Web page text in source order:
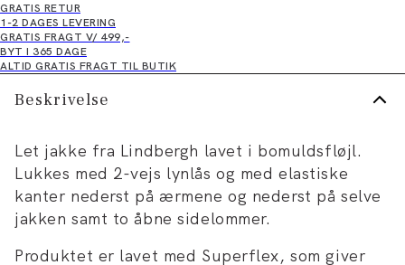
GRATIS RETUR
1-2 DAGES LEVERING
GRATIS FRAGT V/ 499,-
BYT I 365 DAGE
ALTID GRATIS FRAGT TIL BUTIK
Beskrivelse
Let jakke fra Lindbergh lavet i bomuldsfløjl.
Lukkes med 2-vejs lynlås og med elastiske
kanter nederst på ærmene og nederst på selve
jakken samt to åbne sidelommer.
Produktet er lavet med Superflex, som giver